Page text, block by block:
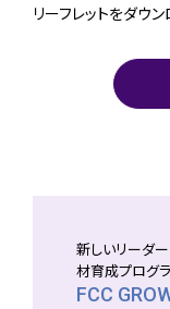
リーフレットをダウ
新しいリーダ
材育成プログ
FCC